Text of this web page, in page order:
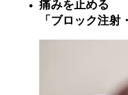
痛みを止める
「ブロック注射